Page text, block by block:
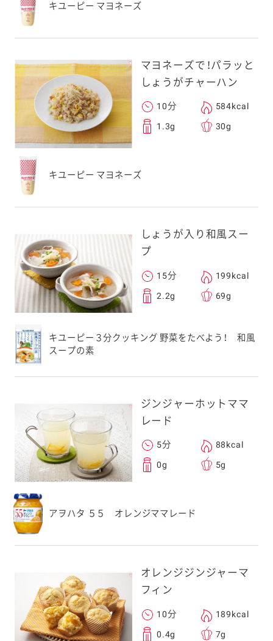
キユーピー マヨネーズ
マヨネーズで！パラッと
しょうがチャーハン
10分 584kcal
1.3g 30g
キユーピー マヨネーズ
しょうが入り和風スー
プ
15分 199kcal
2.2g 69g
キユーピー３分クッキング 野菜をたべよう！ 和風
スープの素
ジンジャーホットママ
レード
5分 88kcal
0g 5g
アヲハタ ５５ オレンジママレード
オレンジジンジャーマ
フィン
10分 189kcal
0.4g 7g